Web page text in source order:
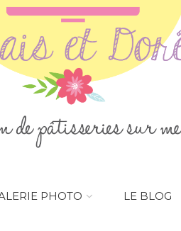
PHOTO LE BLOG